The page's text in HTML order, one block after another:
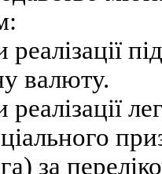
валюту.
за